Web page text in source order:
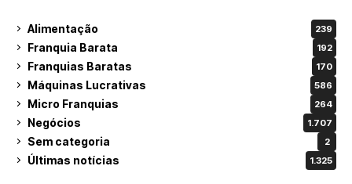
Alimentação 239
Franquia Barata 192
Franquias Baratas 170
Máquinas Lucrativas 586
Micro Franquias 264
Negócios 1.707
Sem categoria 2
Últimas notícias 1.325